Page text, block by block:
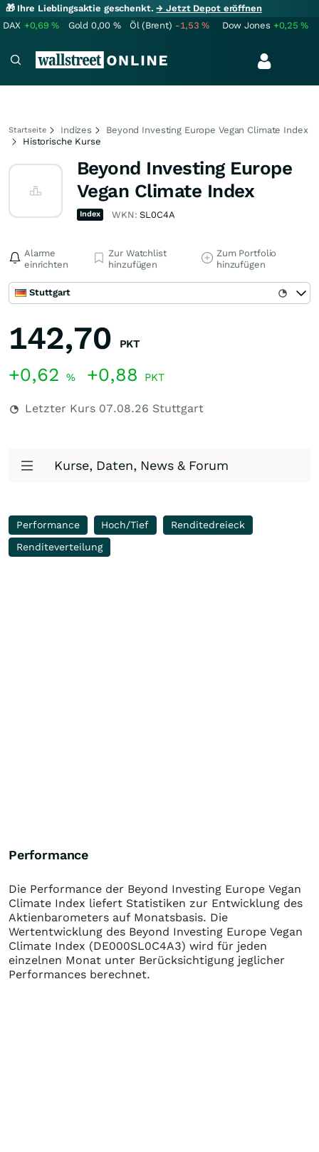
🎁 Ihre Lieblingsaktie geschenkt.→ Jetzt Depot eröffnen
DAX +0,69% Gold 0,00 % Öl (Brent) -1,53% Dow Jones +0,25%
Startseite Indizes
Beyond Investing Europe Vegan Climate Index
Historische Kurse
Beyond Investing Europe
Vegan Climate Index
Index WKN:SL0C4A
Alarme
einrichten
Zur Watchlist
hinzufügen
Zum Portfolio
hinzufügen
Stuttgart
142,70 PKT
+0,62 % +0,88 PKT
Letzter Kurs 07.08.26 Stuttgart
Kurse, Daten, News & Forum
Performance Hoch/Tief
Renditedreieck
Renditeverteilung
Performance
Die Performance der Beyond Investing Europe Vegan
Climate Index liefert Statistiken zur Entwicklung des
Aktienbarometers auf Monatsbasis. Die
Wertentwicklung des Beyond Investing Europe Vegan
Climate Index (DE000SL0C4A3) wird für jeden
einzelnen Monat unter Berücksichtigung jeglicher
Performances berechnet.